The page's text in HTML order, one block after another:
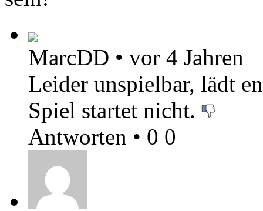
MarcDD • vor 4 Jahren
Leider unspielbar, lädt
Spiel startet nicht.
Antworten • 0 0